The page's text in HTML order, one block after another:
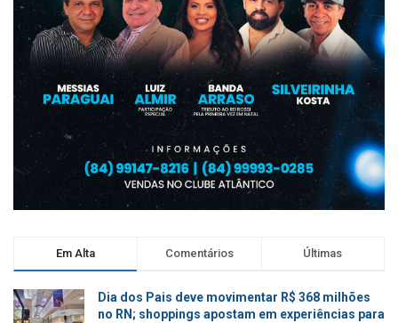
Em Alta Comentários Últimas
Dia dos Pais deve movimentar R$ 368 milhões
no RN; shoppings apostam em experiências para